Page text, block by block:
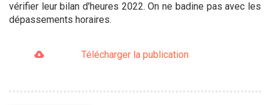
vérifier leur bilan d'heures 2022. On ne badine pas avec les
dépassements horaires.
Télécharger la publication